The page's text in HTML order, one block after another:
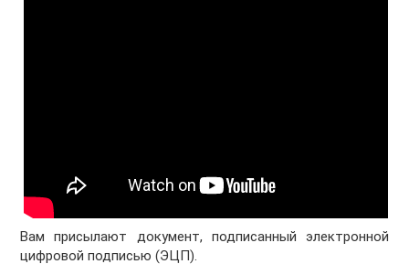
Вам присылают документ, подписанный электронной
цифровой подписью (ЭЦП).